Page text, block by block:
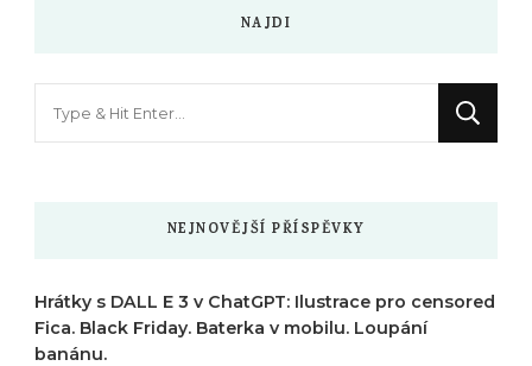
NAJDI
NEJNOVĚJŠÍ PŘÍSPĚVKY
Hrátky s DALL E 3 v ChatGPT: Ilustrace pro censored
Fica. Black Friday. Baterka v mobilu. Loupání
banánu.